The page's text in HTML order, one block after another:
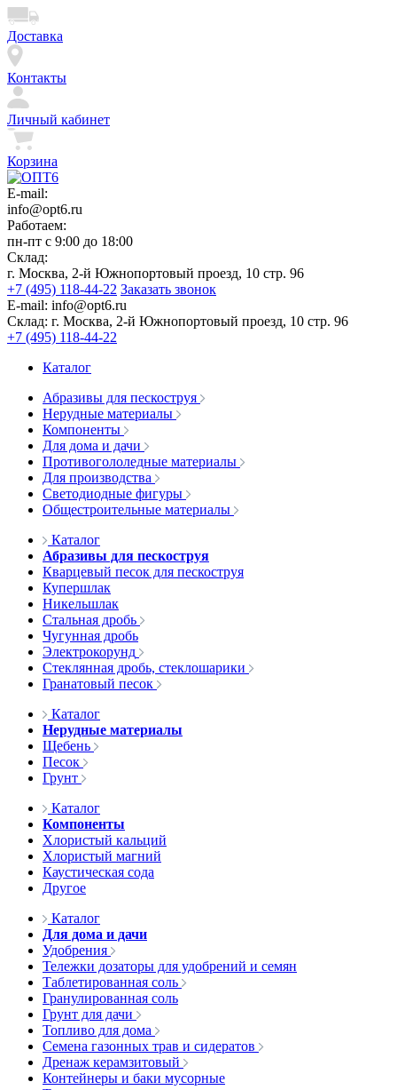
Доставка
Контакты
Личный кабинет
Корзина
E-mail:
info@opt6.ru
Работаем:
пн-пт с 9:00 до 18:00
Склад:
г. Москва, 2-й Южнопортовый проезд, 10 стр. 96
+7 (495) 118-44-22 Заказать звонок
E-mail: info@opt6.ru
Склад: г. Москва, 2-й Южнопортовый проезд, 10 стр. 96
+7 (495) 118-44-22
Каталог
Абразивы для пескоструя
Нерудные материалы
Компоненты
Для дома и дачи
Противогололедные материалы
Для производства
Светодиодные фигуры
Общестроительные материалы
Каталог
Абразивы для пескоструя
Кварцевый песок для пескоструя
Купершлак
Никельшлак
Стальная дробь
Чугунная дробь
Электрокорунд
Стеклянная дробь, стеклошарики
Гранатовый песок
Каталог
Нерудные материалы
Щебень
Песок
Грунт
Каталог
Компоненты
Хлористый кальций
Хлористый магний
Каустическая сода
Другое
Каталог
Для дома и дачи
Удобрения
Тележки дозаторы для удобрений и семян
Таблетированная соль
Гранулированная соль
Грунт для дачи
Топливо для дома
Семена газонных трав и сидератов
Дренаж керамзитовый
Контейнеры и баки мусорные